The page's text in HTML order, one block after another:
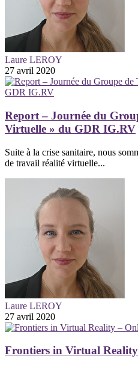
Laure LEROY
27 avril 2020
Report – Journée du
Virtuelle » du GDR IG.RV
Suite à la crise sanitaire, nous
de travail réalité virtuelle...
Laure LEROY
27 avril 2020
Frontiers in Virtual